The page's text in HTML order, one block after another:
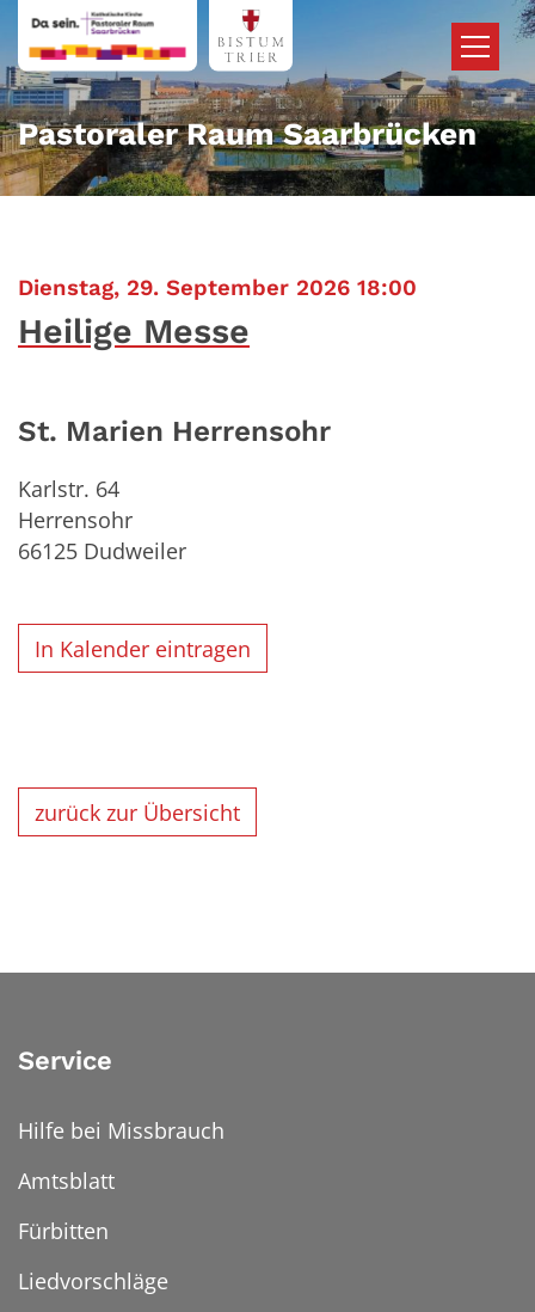
Zum Inhalt springen
Pastoraler Raum Saarbrücken
Dienstag, 29. September 2026 18:00
Heilige Messe
St. Marien Herrensohr
Karlstr. 64
Herrensohr
66125 Dudweiler
In Kalender eintragen
zurück zur Übersicht
Service
Hilfe bei Missbrauch
Amtsblatt
Fürbitten
Liedvorschläge